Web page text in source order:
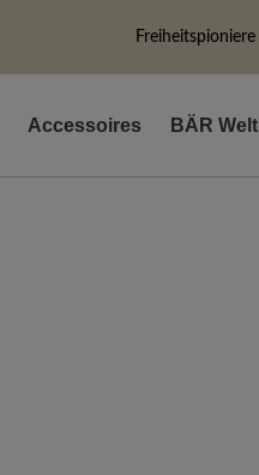
Freiheitspioniere
Accessoires BÄR Welt